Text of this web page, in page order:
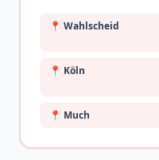
📍 Wahlscheid
📍 Köln
📍 Much